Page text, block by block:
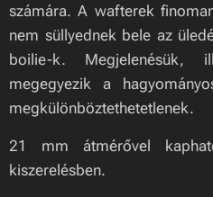
számára. A wafterek
nem süllyednek bele az
boilie-k. Megjelenésük,
megegyezik a
megkülönböztethetetlenek.
21 mm átmérővel
kiszerelésben.